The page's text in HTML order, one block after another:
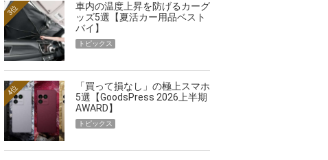
車内の温度上昇を防げるカーグ
ッズ5選【夏活カー用品ベスト
バイ】
3位
トピックス
「買って損なし」の極上スマホ
5選【GoodsPress 2026上半期
AWARD】
4位
トピックス